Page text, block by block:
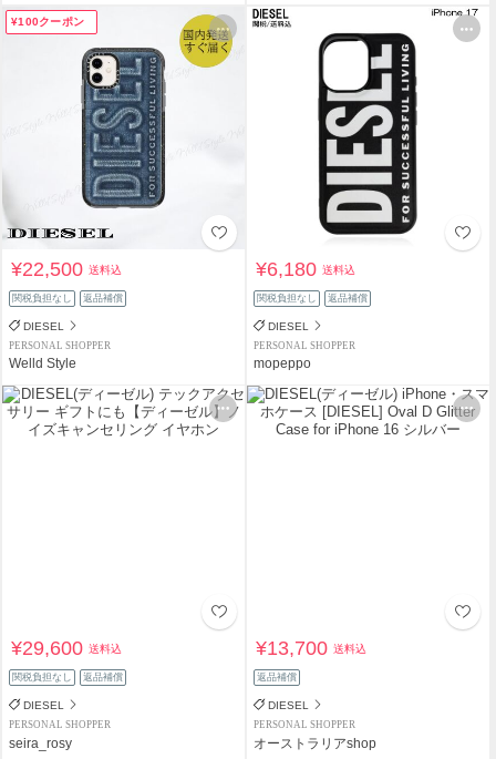
¥100クーポン
¥22,500送料込
関税負担なし 返品補償
DIESEL
PERSONAL SHOPPER
Welld Style
¥6,180送料込
関税負担なし 返品補償
DIESEL
PERSONAL SHOPPER
mopeppo
¥29,600送料込
関税負担なし 返品補償
DIESEL
PERSONAL SHOPPER
seira_rosy
¥13,700送料込
返品補償
DIESEL
PERSONAL SHOPPER
オーストラリアshop